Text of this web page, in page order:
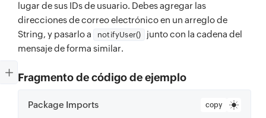
lugar de sus IDs de usuario. Debes agregar las
direcciones de correo electrónico en un arreglo de
String, y pasarlo a
notifyUser()
junto con la cadena del
mensaje de forma similar.
Fragmento de código de ejemplo
Package Imports copy